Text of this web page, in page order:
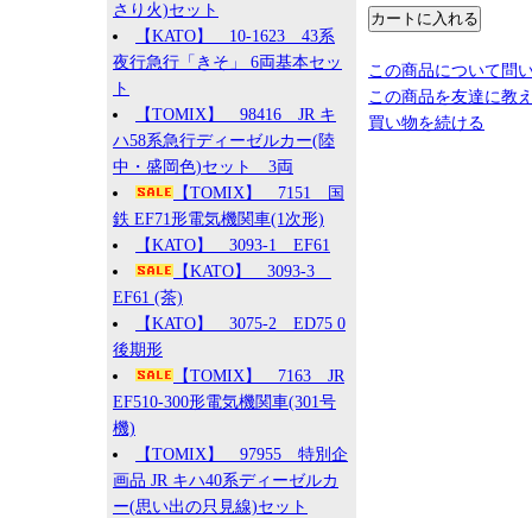
さり火)セット
【KATO】 10-1623 43系
夜行急行「きそ」 6両基本セッ
ト
【TOMIX】 98416 JR キ
ハ58系急行ディーゼルカー(陸
中・盛岡色)セット 3両
【TOMIX】 7151 国
鉄 EF71形電気機関車(1次形)
【KATO】 3093-1 EF61
【KATO】 3093-3
EF61 (茶)
【KATO】 3075-2 ED75 0
後期形
【TOMIX】 7163 JR
EF510-300形電気機関車(301号
機)
【TOMIX】 97955 特別企
画品 JR キハ40系ディーゼルカ
ー(思い出の只見線)セット
この商品について問
この商品を友達に教
買い物を続ける